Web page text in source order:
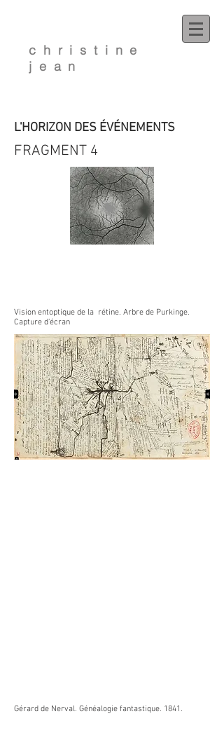
christine
jean
L'HORIZON DES ÉVÉNEMENTS
FRAGMENT 4
Vision entoptique de la rétine. Arbre de Purkinge.
Capture d'écran
Gérard de Nerval. Généalogie fantastique. 1841.